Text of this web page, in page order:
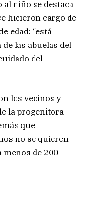
al niño se destaca
hicieron cargo de
edad: “está
las abuelas del
del
los vecinos y
la progenitora
que
no se quieren
menos de 200